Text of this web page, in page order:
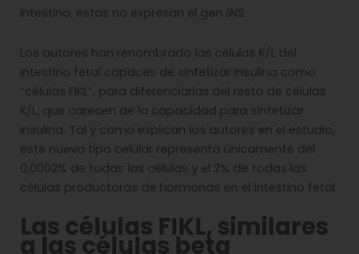
intestino, estas no expresan el gen INS.
Los autores han renombrado las células K/L del
intestino fetal capaces de sintetizar insulina como
“células FIKL”, para diferenciarlas del resto de células
K/L, que carecen de la capacidad para sintetizar
insulina. Tal y como explican los autores en el estudio,
este nuevo tipo celular representa únicamente del
0,0002% de todas las células y el 2% de todas las
células productoras de hormonas en el intestino fetal.
Las células FIKL, similares
a las células beta